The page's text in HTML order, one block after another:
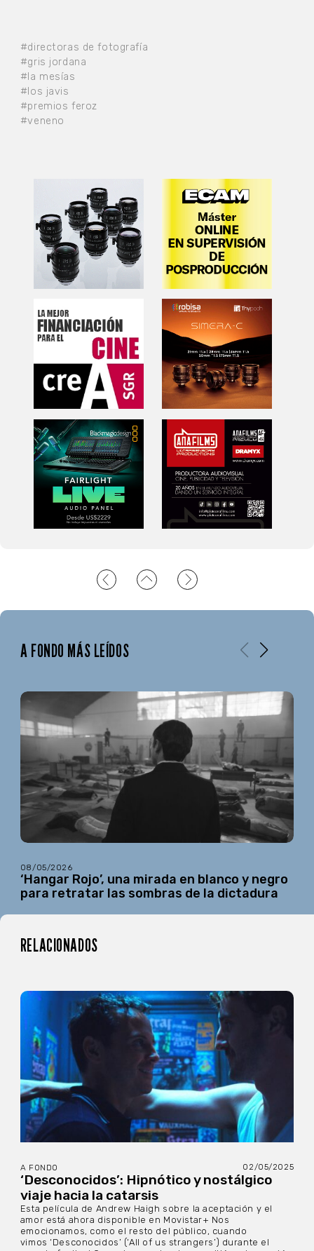
#directoras de fotografía
#gris jordana
#la mesías
#los javis
#premios feroz
#veneno
A FONDO MÁS LEÍDOS
08/05/2026
‘Hangar Rojo’, una mirada en blanco y negro
para retratar las sombras de la dictadura
RELACIONADOS
A FONDO 02/05/2025
‘Desconocidos’: Hipnótico y nostálgico
viaje hacia la catarsis
Esta película de Andrew Haigh sobre la aceptación y el
amor está ahora disponible en Movistar+ Nos
emocionamos, como el resto del público, cuando
vimos ‘Desconocidos’ (‘All of us strangers’) durante el